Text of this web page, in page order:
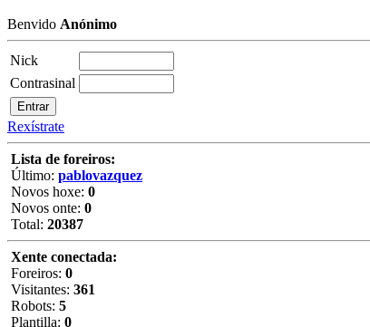
Benvido Anónimo
Nick
Contrasinal
Rexístrate
Lista de foreiros:
Último: pablovazquez
Novos hoxe: 0
Novos onte: 0
Total: 20387
Xente conectada:
Foreiros: 0
Visitantes: 361
Robots: 5
Plantilla: 0